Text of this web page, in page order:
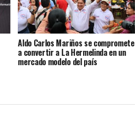
Aldo Carlos Mariños se compromete
a convertir a La Hermelinda en un
mercado modelo del país